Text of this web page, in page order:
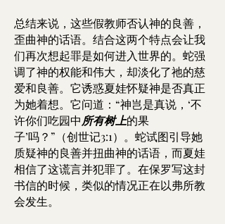
总结来说，这些假教师否认神的良善，
歪曲神的话语。结合这两个特点会让我
们再次想起罪是如何进入世界的。蛇强
调了神的权能和伟大，却淡化了祂的慈
爱和良善。它诱惑夏娃怀疑神是否真正
为她着想。它问道：“神岂是真说，‘不
许你们吃园中所有树上的果
子’吗？”（创世记3:1）。蛇试图引导她
质疑神的良善并扭曲神的话语，而夏娃
相信了这谎言并犯罪了。在保罗写这封
书信的时候，类似的情况正在以弗所教
会发生。